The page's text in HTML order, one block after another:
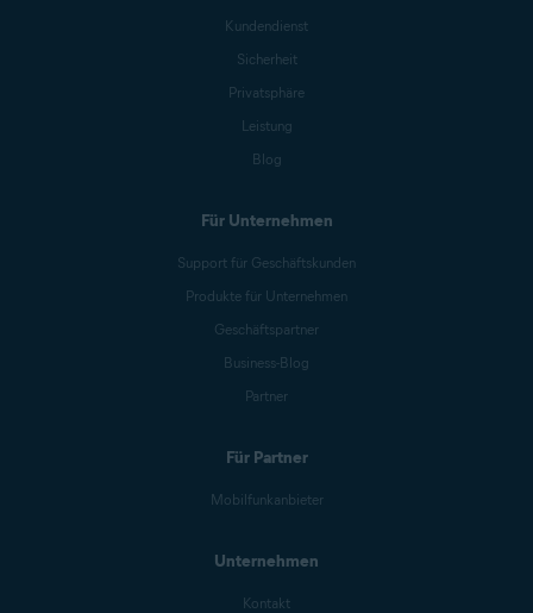
Kundendienst
Sicherheit
Privatsphäre
Leistung
Blog
Für Unternehmen
Support für Geschäftskunden
Produkte für Unternehmen
Geschäftspartner
Business-Blog
Partner
Für Partner
Mobilfunkanbieter
Unternehmen
Kontakt